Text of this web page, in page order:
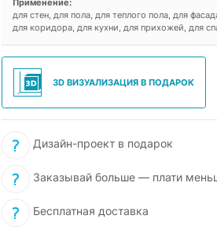
для стен, для пола, для теплого пола, для
для коридора, для кухни, для прихожей, для
3D ВИЗУАЛИЗАЦИЯ В ПОДАРОК
Дизайн-проект в подарок
Заказывай больше — плати
Бесплатная доставка